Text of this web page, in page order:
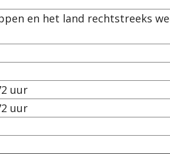
en het land rechtstreeks
uur
uur